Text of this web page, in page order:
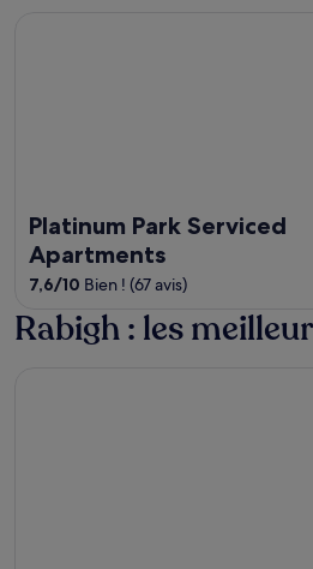
Platinum Park Serviced
Apartments
7,6/10 Bien ! (67 avis)
Rabigh : les